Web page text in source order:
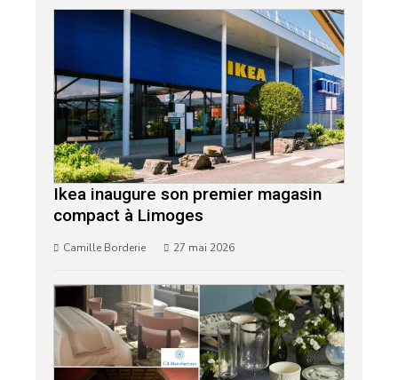
Ikea inaugure son premier magasin
compact à Limoges
Camille Borderie 27 mai 2026